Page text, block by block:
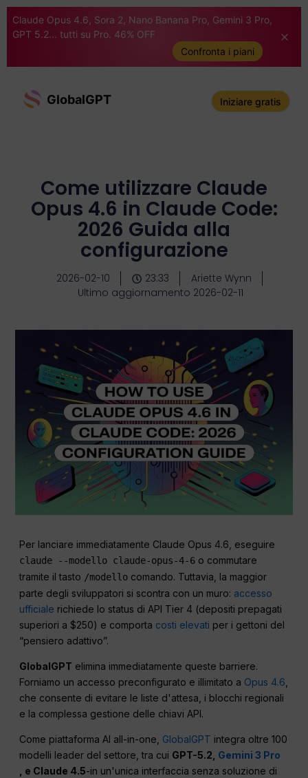
Claude Opus 4.6, Sora 2, Nano Banana Pro, Gemini 3 Pro,
GPT 5.2... tutti su Pro. 46% OFF
Confronta i piani
GlobalGPT Iniziare gratis
Come utilizzare Claude
Opus 4.6 in Claude Code:
2026 Guida alla
configurazione
2026-02-10 23:33
Ariette Wynn
Ultimo aggiornamento 2026-02-11
Per lanciare immediatamente Claude Opus 4.6, eseguire
claude --modello claude-opus-4-6 o commutare
tramite il tasto /modello comando. Tuttavia, la maggior
parte degli sviluppatori si scontra con un muro: accesso
ufficiale richiede lo status di API Tier 4 (depositi prepagati
superiori a $250) e comporta costi elevati per i gettoni del
“pensiero adattivo”.
GlobalGPT elimina immediatamente queste barriere.
Forniamo un accesso preconfigurato e illimitato a Opus 4.6
che consente di evitare le liste d'attesa, i blocchi regionali
e la complessa gestione delle chiavi API.
Come piattaforma AI all-in-one, GlobalGPT integra oltre 100
modelli leader del settore, tra cui GPT-5.2, Gemini 3 Pro
, e Claude 4.5-in un'unica interfaccia senza soluzione di